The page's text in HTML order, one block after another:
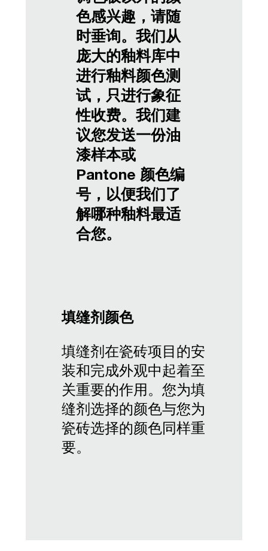
色感兴趣，请随
时垂询。我们从
庞大的釉料库中
进行釉料颜色测
试，只进行象征
性收费。我们建
议您发送一份油
漆样本或
Pantone 颜色编
号，以便我们了
解哪种釉料最适
合您。
填缝剂颜色
填缝剂在瓷砖项目的安
装和完成外观中起着至
关重要的作用。您为填
缝剂选择的颜色与您为
瓷砖选择的颜色同样重
要。